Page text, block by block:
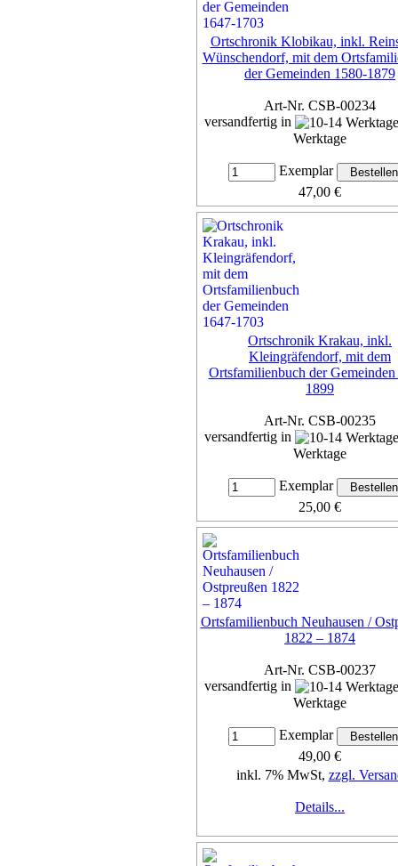
Ortschronik Klobikau, inkl.
Wünschendorf, mit dem
der Gemeinden 1580-1879
Art-Nr. CSB-00234
versandfertig in
Werktage
Exemplar
47,00 €
inkl. 7% MwSt,zzgl.
Ortschronik Krakau, inkl.
Kleingräfendorf, mit dem
Ortsfamilienbuch der
1899
Art-Nr. CSB-00235
versandfertig in
Werktage
Exemplar
25,00 €
inkl. 7% MwSt,zzgl.
Details...
Ortsfamilienbuch Neuhausen /
1822 – 1874
Art-Nr. CSB-00237
versandfertig in
Werktage
Exemplar
49,00 €
inkl. 7% MwSt, zzgl.
Details...